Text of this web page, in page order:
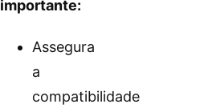
importante:
Assegura
a
compatibilidade